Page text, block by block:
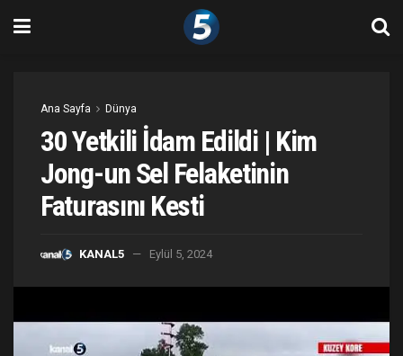
Ana Sayfa Dünya
30 Yetkili İdam Edildi | Kim
Jong-un Sel Felaketinin
Faturasını Kesti
KANAL5 Eylül 5, 2024